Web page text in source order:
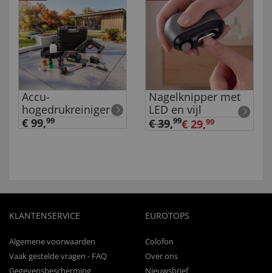
Accu-
hogedrukreiniger
€ 99,99
Nagelknipper met
LED en vijl
€ 39,99€ 29,99
KLANTENSERVICE
Algemene voorwaarden
Vaak gestelde vragen - FAQ
Gegevensbescherming
EUROTOPS
Colofon
Over ons
Nieuwsbrief